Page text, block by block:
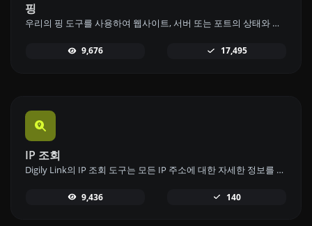
핑
우리의 핑 도구를 사용하여 웹사이트, 서버 또는 포트의 상태와 응답 시간을 빠르고 효율적으로 확인하세요.
9,676 17,495
IP 조회
Digily Link의 IP 조회 도구는 모든 IP 주소에 대한 자세한 정보를 제공합니다. 이 무료 온라인 서비스를 사용하여 포괄적인 IP 데이터를 얻으세요.
9,436 140